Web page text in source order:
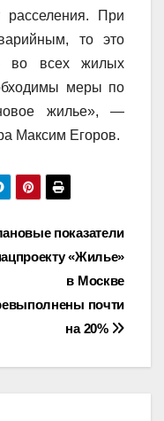
При
то это
во всех жилых
меры по
жилье», —
Максим Егоров.
показатели
«Жилье»
в Москве
почти
на 20%